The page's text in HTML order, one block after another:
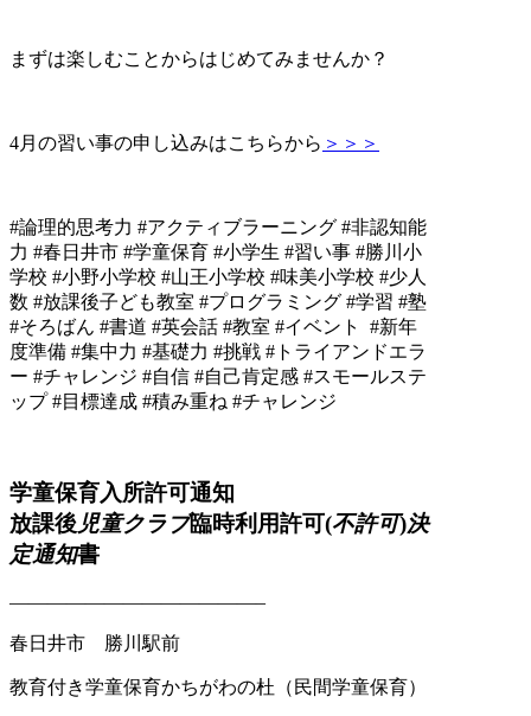
まずは楽しむことからはじめてみませんか？
4月の習い事の申し込みはこちらから ＞＞＞
#論理的思考力 #アクティブラーニング #非認知能
力 #春日井市 #学童保育 #小学生 #習い事 #勝川小
学校 #小野小学校 #山王小学校 #味美小学校 #少人
数 #放課後子ども教室 #プログラミング #学習 #塾
#そろばん #書道 #英会話 #教室 #イベント #新年
度準備 #集中力 #基礎力 #挑戦 #トライアンドエラ
ー #チャレンジ #自信 #自己肯定感 #スモールステ
ップ #目標達成 #積み重ね #チャレンジ
学童保育入所許可通知
放課後 児童クラブ臨時利用許可(不許可)決
定通知書
—————————————–
春日井市 勝川駅前
教育付き学童保育かちがわの杜（民間学童保育）